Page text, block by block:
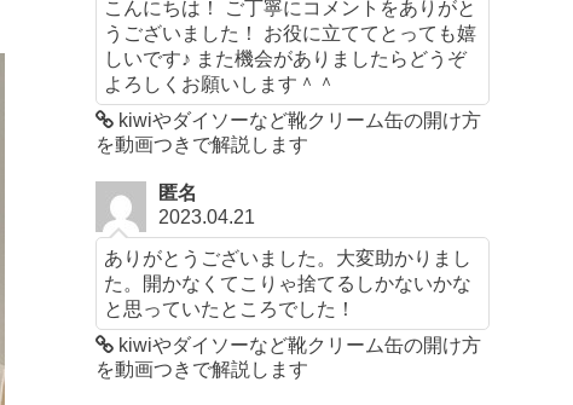
こんにちは！ ご丁寧にコメントをありがと
うございました！ お役に立ててとっても嬉
しいです♪ また機会がありましたらどうぞ
よろしくお願いします＾＾
kiwiやダイソーなど靴クリーム缶の開け方
を動画つきで解説します
匿名
2023.04.21
ありがとうございました。大変助かりまし
た。開かなくてこりゃ捨てるしかないかな
と思っていたところでした！
kiwiやダイソーなど靴クリーム缶の開け方
を動画つきで解説します